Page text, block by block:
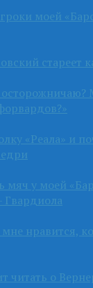
моей
стареет
«Реала» и
мяч у моей
нравится,
читать о